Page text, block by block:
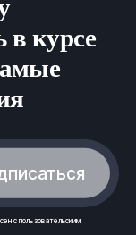
в курсе
спользовательским